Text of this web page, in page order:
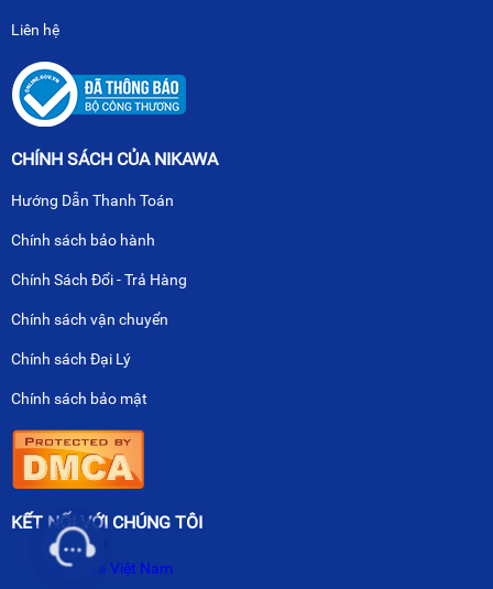
Liên hệ
CHÍNH SÁCH CỦA NIKAWA
Hướng Dẫn Thanh Toán
Chính sách bảo hành
Chính Sách Đổi - Trả Hàng
Chính sách vận chuyển
Chính sách Đại Lý
Chính sách bảo mật
KẾT NỐI VỚI CHÚNG TÔI
Nikawa Việt Nam